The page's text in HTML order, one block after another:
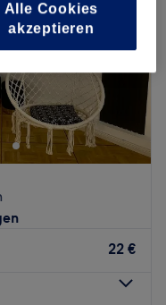
22 €
Alle Cookies
akzeptieren